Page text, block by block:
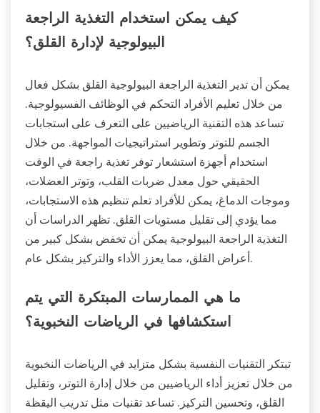
كيف يمكن استخدام التغذية الراجعة
البيولوجية لإدارة القلق؟
يمكن أن تدير التغذية الراجعة البيولوجية القلق بشكل فعال
من خلال تعليم الأفراد التحكم في الوظائف الفسيولوجية.
تساعد هذه التقنية الرياضيين على التعرف على استجابات
الجسم للتوتر وتطوير استراتيجيات المواجهة. من خلال
استخدام أجهزة استشعار توفر تغذية راجعة في الوقت
الحقيقي حول معدل ضربات القلب، وتوتر العضلات،
وموجات الدماغ، يمكن للأفراد تعلم تنظيم هذه الاستجابات،
مما يؤدي إلى تقليل مستويات القلق. تظهر الدراسات أن
التغذية الراجعة البيولوجية يمكن أن تخفض بشكل كبير من
أعراض القلق، مما يعزز الأداء والتركيز بشكل عام.
ما هي الممارسات المبتكرة التي يتم
استكشافها في الرياضات النخبوية؟
تبتكر التقنيات النفسية بشكل متزايد في الرياضات النخبوية
من خلال تعزيز أداء الرياضيين من خلال إدارة التوتر، وتقليل
القلق، وتحسين التركيز. تساعد تقنيات مثل تدريب اليقظة